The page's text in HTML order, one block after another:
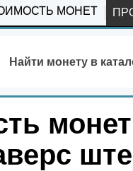
МОНЕТ
Найти монету в